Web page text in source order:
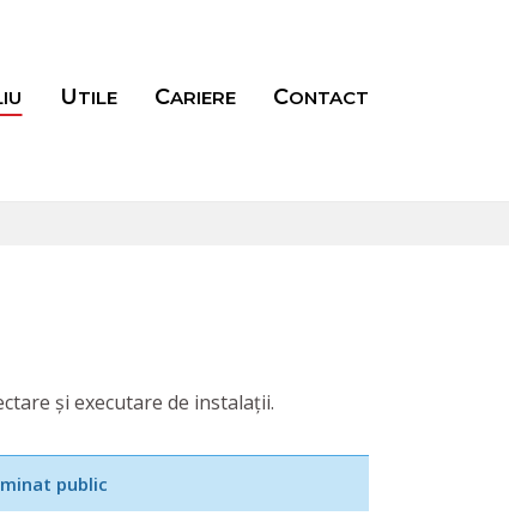
UTILE CARIERE CONTACT
și executare de instalații.
public